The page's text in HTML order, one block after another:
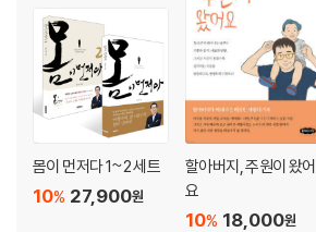
05 저녁 시간을 확보하라
06 일찍 자고 일찍 일어나라
07 쉬는 것도 능력이다
08 운동은 생활이다
09 차를 버리자
10 지나치면 안 된다
11 운동 고수들은 중용을 안다
몸이 먼저다 1~2 세트
27,900원
10%
할아버지, 주원이 왔어
요
18,000원
10%